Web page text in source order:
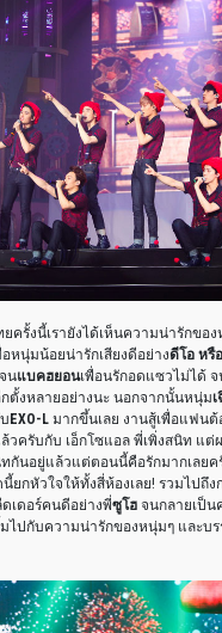
ครั้งนี้เรายังได้เห็นความน่ารักขอ
หนุ่มน้อยน่ารักเสียงดีอย่างดีโอ หรื
นแบคฮยอนเพื่อนรักอดแซวไม่ได้ จ
กตั้งหลายอย่างนะ นอกจากนั้นหนุ่ม
EXO-L มากขึ้นเลย งานสู้เพื่อแฟนต้
วครับกับ เอ็กโซแอล พี่เพิ่งสนิท แ
กันอยู่แล้วแต่ตอนนี้คือรักมากเลยค
ยกหัวใจให้ทั้งสี่ห้องเลย! รวมไปถึ
เดอร์คนดีอย่างพี่ซูโฮ จนกลายเป็
มไปกับความน่ารักของหนุ่มๆ และบ